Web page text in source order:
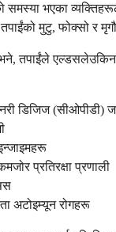
समस्या भएका
मुटु, फोक्सो र
तपाईंले
डिजिज (सीओपीडी)
प्रतिरक्षा प्रणाली
अटोइम्यून रोगहरू